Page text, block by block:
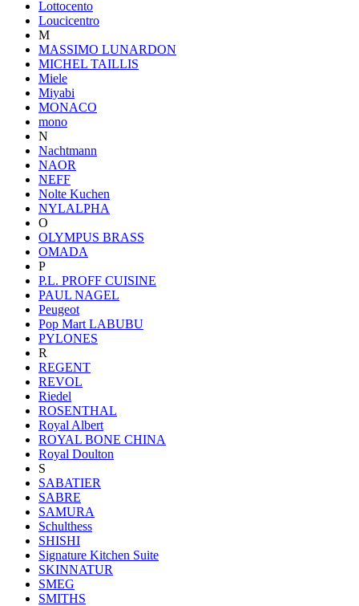
Lottocento
Loucicentro
M
MASSIMO LUNARDON
MICHEL TAILLIS
Miele
Miyabi
MONACO
mono
N
Nachtmann
NAOR
NEFF
Nolte Kuchen
NYLALPHA
O
OLYMPUS BRASS
OMADA
P
P.L. PROFF CUISINE
PAUL NAGEL
Peugeot
Pop Mart LABUBU
PYLONES
R
REGENT
REVOL
Riedel
ROSENTHAL
Royal Albert
ROYAL BONE CHINA
Royal Doulton
S
SABATIER
SABRE
SAMURA
Schulthess
SHISHI
Signature Kitchen Suite
SKINNATUR
SMEG
SMITHS